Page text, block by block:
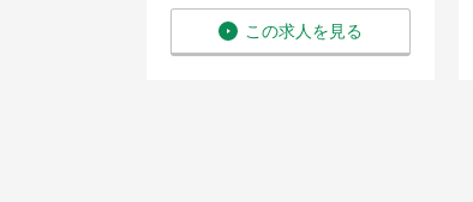
この求人を見る